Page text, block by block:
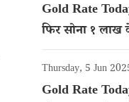
Gold Rate
फिर सोना १
कैरेट गोल्ड का रेट
Thursday, 5 Jun
Gold Rate